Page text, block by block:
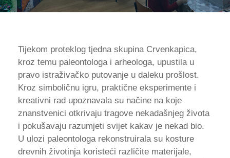
Tijekom proteklog tjedna skupina Crvenkapica,
kroz temu paleontologa i arheologa, upustila u
pravo istraživačko putovanje u daleku prošlost.
Kroz simboličnu igru, praktične eksperimente i
kreativni rad upoznavala su načine na koje
znanstvenici otkrivaju tragove nekadašnjeg života
i pokušavaju razumjeti svijet kakav je nekad bio.
U ulozi paleontologa rekonstruirala su kosture
drevnih životinja koristeći različite materijale,